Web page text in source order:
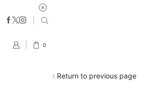
0
Return to previous page